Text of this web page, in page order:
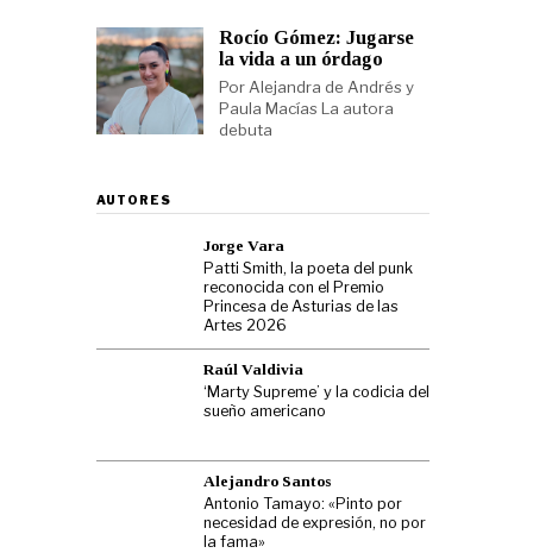
Rocío Gómez: Jugarse
la vida a un órdago
Por Alejandra de Andrés y
Paula Macías La autora
debuta
AUTORES
Jorge Vara
Patti Smith, la poeta del punk
reconocida con el Premio
Princesa de Asturias de las
Artes 2026
Raúl Valdivia
‘Marty Supreme’ y la codicia del
sueño americano
Alejandro Santos
Antonio Tamayo: «Pinto por
necesidad de expresión, no por
la fama»